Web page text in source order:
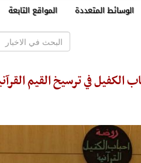
الوسائط المتعددة المواقع التابعة
الكفيل في ترسيخ القيم